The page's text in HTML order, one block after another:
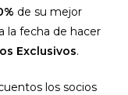
de su mejor
la fecha de hacer
Exclusivos.
los socios